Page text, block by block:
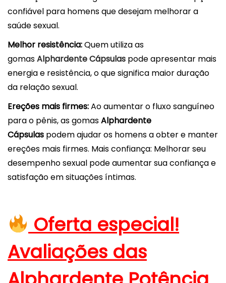
confiável para homens que desejam melhorar a
saúde sexual.
Melhor resistência:Quem utiliza as
gomasAlphardente Cápsulas pode apresentar mais
energia e resistência, o que significa maior duração
da relação sexual.
Ereções mais firmes:Ao aumentar o fluxo sanguíneo
para o pênis, as gomasAlphardente
Cápsulas podem ajudar os homens a obter e manter
ereções mais firmes. Mais confiança: Melhorar seu
desempenho sexual pode aumentar sua confiança e
satisfação em situações íntimas.
Oferta especial!
Avaliações das